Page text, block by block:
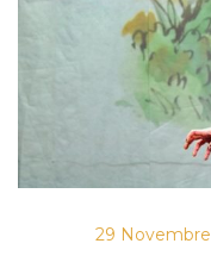
29